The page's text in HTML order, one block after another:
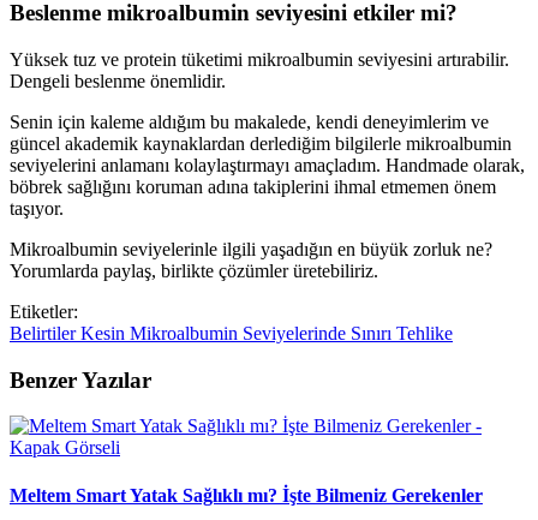
Beslenme mikroalbumin seviyesini etkiler mi?
Yüksek tuz ve protein tüketimi mikroalbumin seviyesini artırabilir.
Dengeli beslenme önemlidir.
Senin için kaleme aldığım bu makalede, kendi deneyimlerim ve
güncel akademik kaynaklardan derlediğim bilgilerle mikroalbumin
seviyelerini anlamanı kolaylaştırmayı amaçladım. Handmade olarak,
böbrek sağlığını koruman adına takiplerini ihmal etmemen önem
taşıyor.
Mikroalbumin seviyelerinle ilgili yaşadığın en büyük zorluk ne?
Yorumlarda paylaş, birlikte çözümler üretebiliriz.
Etiketler:
BelirtilerKesin Mikroalbumin Seviyelerinde Sınırı Tehlike
Benzer Yazılar
Meltem Smart Yatak Sağlıklı mı? İşte Bilmeniz Gerekenler